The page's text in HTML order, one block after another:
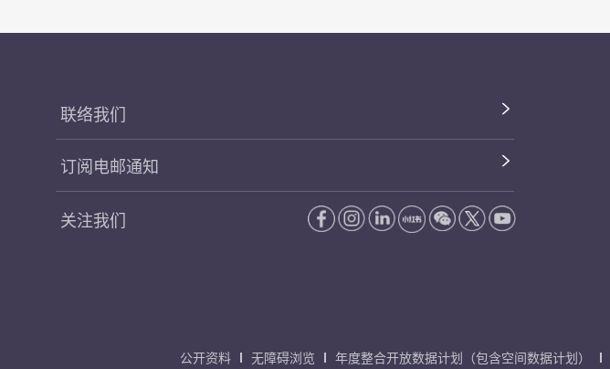
联络我们
订阅电邮通知
关注我们
公开资料 无障碍浏览 年度整合开放数据计划（包含空间数据计划）